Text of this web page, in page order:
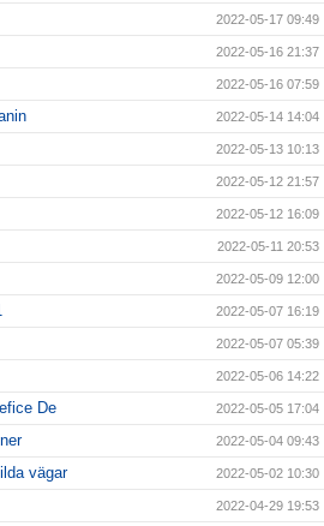
2022-05-17 09:49
2022-05-16 21:37
2022-05-16 07:59
2022-05-14 14:04
2022-05-13 10:13
2022-05-12 21:57
2022-05-12 16:09
2022-05-11 20:53
2022-05-09 12:00
2022-05-07 16:19
2022-05-07 05:39
2022-05-06 14:22
De 2022-05-05 17:04
2022-05-04 09:43
vägar 2022-05-02 10:30
2022-04-29 19:53